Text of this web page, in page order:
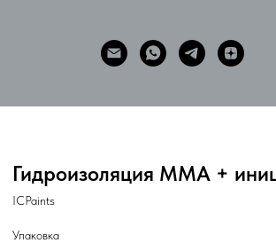
Гидроизоляция MMA +
ICPaints
Упаковка